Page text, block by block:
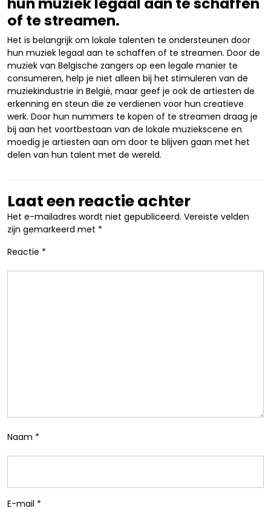
of te streamen.
Het is belangrijk om lokale talenten te ondersteunen door
hun muziek legaal aan te schaffen of te streamen. Door de
muziek van Belgische zangers op een legale manier te
consumeren, help je niet alleen bij het stimuleren van de
muziekindustrie in België, maar geef je ook de artiesten de
erkenning en steun die ze verdienen voor hun creatieve
werk. Door hun nummers te kopen of te streamen draag je
bij aan het voortbestaan van de lokale muziekscene en
moedig je artiesten aan om door te blijven gaan met het
delen van hun talent met de wereld.
Laat een reactie achter
Het e-mailadres wordt niet gepubliceerd. Vereiste velden
zijn gemarkeerd met *
Reactie *
Naam *
E-mail *